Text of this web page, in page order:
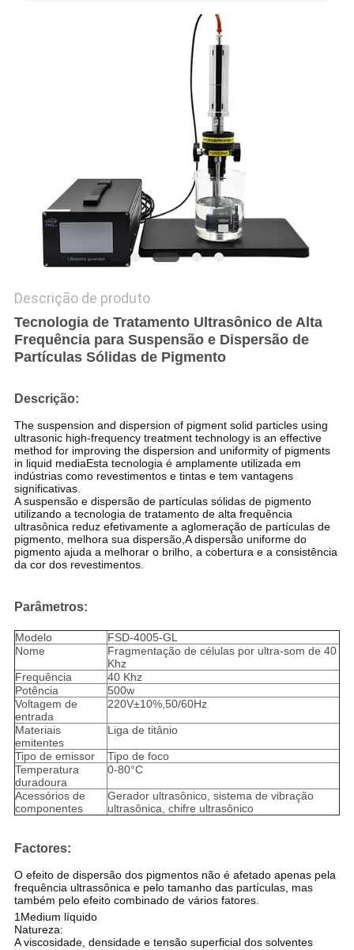
Descrição de produto
Tecnologia de Tratamento Ultrasônico de Alta
Frequência para Suspensão e Dispersão de
Partículas Sólidas de Pigmento
Descrição:
The suspension and dispersion of pigment solid particles using
ultrasonic high-frequency treatment technology is an effective
method for improving the dispersion and uniformity of pigments
in liquid mediaEsta tecnologia é amplamente utilizada em
indústrias como revestimentos e tintas e tem vantagens
significativas.
A suspensão e dispersão de partículas sólidas de pigmento
utilizando a tecnologia de tratamento de alta frequência
ultrasônica reduz efetivamente a aglomeração de partículas de
pigmento, melhora sua dispersão,A dispersão uniforme do
pigmento ajuda a melhorar o brilho, a cobertura e a consistência
da cor dos revestimentos.
Parâmetros:
Modelo
FSD-4005-GL
Nome
Fragmentação de células por ultra-som de 40
Khz
Frequência
40 Khz
Potência
500w
Voltagem de
entrada
220V±10%,50/60Hz
Materiais
emitentes
Liga de titânio
Tipo de emissor
Tipo de foco
Temperatura
duradoura
0-80°C
Acessórios de
componentes
Gerador ultrasônico, sistema de vibração
ultrasônica, chifre ultrasônico
Factores:
O efeito de dispersão dos pigmentos não é afetado apenas pela
frequência ultrassônica e pelo tamanho das partículas, mas
também pelo efeito combinado de vários fatores.
1Medium líquido
Natureza:
A viscosidade, densidade e tensão superficial dos solventes